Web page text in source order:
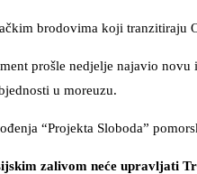
brodovima koji tranzitiraju
prošle nedjelje najavio
u moreuzu.
“Projekta Sloboda”
zalivom neće upravljati